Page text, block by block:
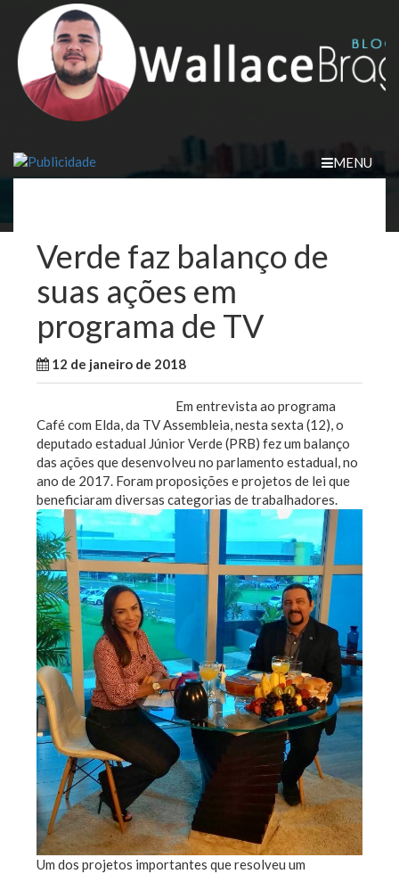
content
MENU
Verde faz balanço de
suas ações em
programa de TV
12 de janeiro de 2018
Em entrevista ao programa
Café com Elda, da TV Assembleia, nesta sexta (12), o
deputado estadual Júnior Verde (PRB) fez um balanço
das ações que desenvolveu no parlamento estadual, no
ano de 2017. Foram proposições e projetos de lei que
beneficiaram diversas categorias de trabalhadores.
Um dos projetos importantes que resolveu um